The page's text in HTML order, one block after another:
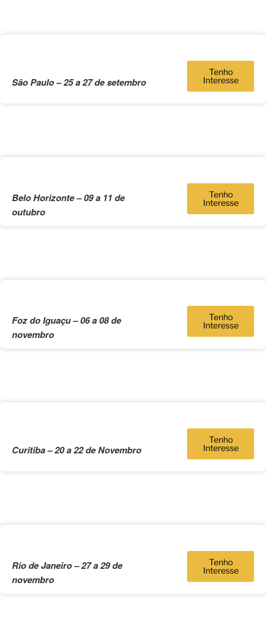
São Paulo – 25 a 27 de setembro
Tenho
Interesse
Belo Horizonte – 09 a 11 de
outubro
Tenho
Interesse
Foz do Iguaçu – 06 a 08 de
novembro
Tenho
Interesse
Curitiba – 20 a 22 de Novembro
Tenho
Interesse
Rio de Janeiro – 27 a 29 de
novembro
Tenho
Interesse